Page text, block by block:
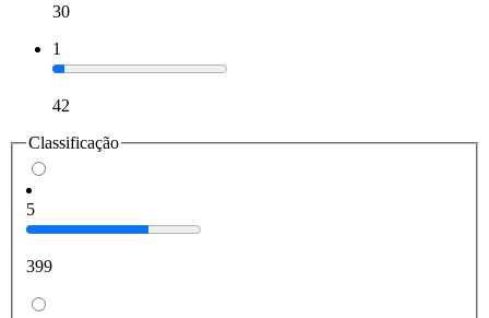
30
1
42
Classificação
5
399